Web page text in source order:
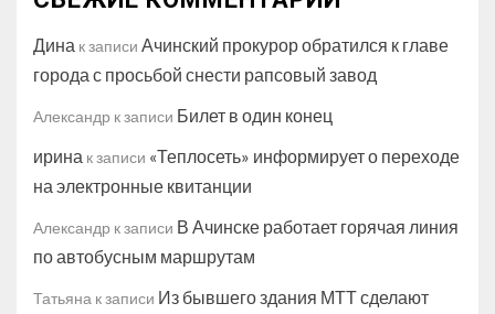
Дина к записи Ачинский прокурор обратился к главе
города с просьбой снести рапсовый завод
Александр к записи Билет в один конец
ирина к записи «Теплосеть» информирует о переходе
на электронные квитанции
Александр к записи В Ачинске работает горячая линия
по автобусным маршрутам
Татьяна к записи Из бывшего здания МТТ сделают